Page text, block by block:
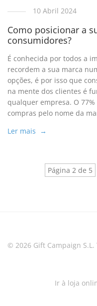
10 Abril 2024
Como posicionar a
consumidores?
É conhecida por todos a
recordem a sua marca
opções, é por isso que
na mente dos clientes é
qualquer empresa. O
compras pelo nome da
Ler mais →
Página 2 de 5
© 2026 Gift Campaign
Ir à loja